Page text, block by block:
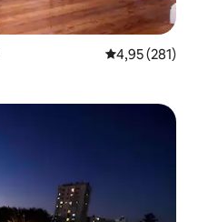
Gemiddelde
4,95 (281)